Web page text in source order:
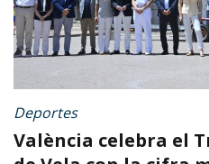
Deportes
València celebra el